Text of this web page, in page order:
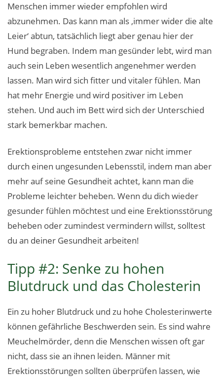
Menschen immer wieder empfohlen wird
abzunehmen. Das kann man als ‚immer wider die alte
Leier‘ abtun, tatsächlich liegt aber genau hier der
Hund begraben. Indem man gesünder lebt, wird man
auch sein Leben wesentlich angenehmer werden
lassen. Man wird sich fitter und vitaler fühlen. Man
hat mehr Energie und wird positiver im Leben
stehen. Und auch im Bett wird sich der Unterschied
stark bemerkbar machen.
Erektionsprobleme entstehen zwar nicht immer
durch einen ungesunden Lebensstil, indem man aber
mehr auf seine Gesundheit achtet, kann man die
Probleme leichter beheben. Wenn du dich wieder
gesunder fühlen möchtest und eine Erektionsstörung
beheben oder zumindest vermindern willst, solltest
du an deiner Gesundheit arbeiten!
Tipp #2: Senke zu hohen
Blutdruck und das Cholesterin
Ein zu hoher Blutdruck und zu hohe Cholesterinwerte
können gefährliche Beschwerden sein. Es sind wahre
Meuchelmörder, denn die Menschen wissen oft gar
nicht, dass sie an ihnen leiden. Männer mit
Erektionsstörungen sollten überprüfen lassen, wie